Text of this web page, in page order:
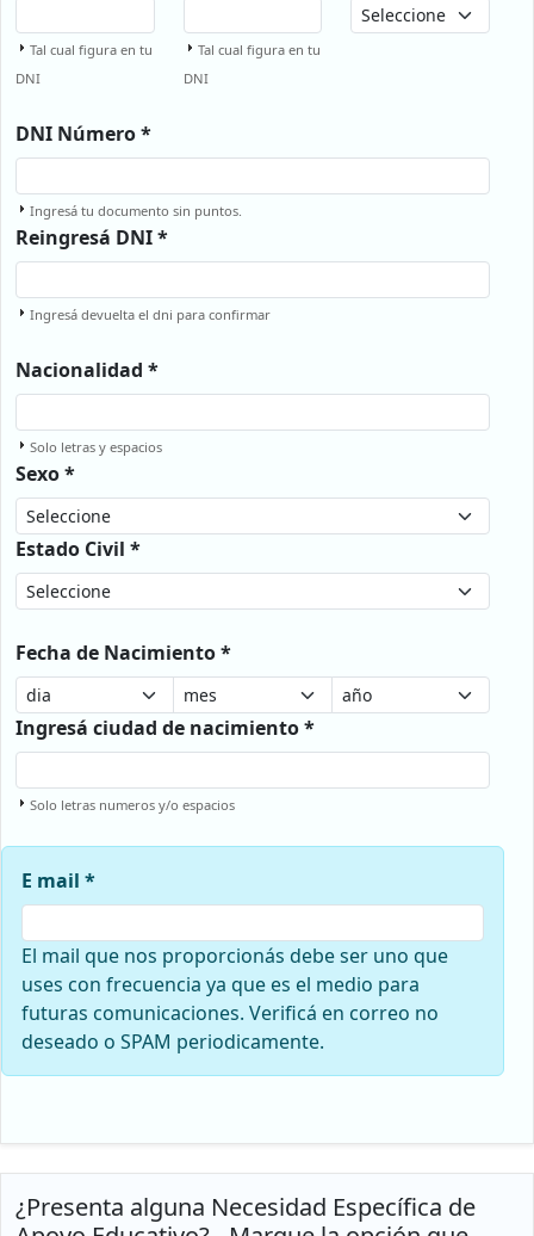
Tal cual figura en tu
DNI
Tal cual figura en tu
DNI
DNI Número *
Ingresá tu documento sin puntos.
Reingresá DNI *
Ingresá devuelta el dni para confirmar
Nacionalidad *
Solo letras y espacios
Sexo *
Estado Civil *
Fecha de Nacimiento *
Ingresá ciudad de nacimiento *
Solo letras numeros y/o espacios
E mail *
El mail que nos proporcionás debe ser uno que
uses con frecuencia ya que es el medio para
futuras comunicaciones. Verificá en correo no
deseado o SPAM periodicamente.
¿Presenta alguna Necesidad Específica de